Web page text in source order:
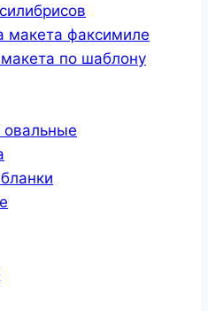
макета факсимиле
по шаблону
овальные